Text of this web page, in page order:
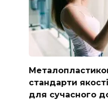
стандарти
для сучасного